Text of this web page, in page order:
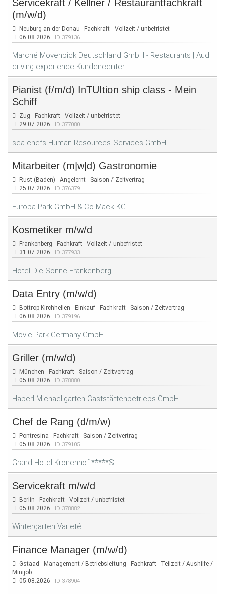
Servicekraft / Kellner / Restaurantfachkraft
(m/w/d)
Neuburg an der Donau - Fachkraft - Vollzeit / unbefristet
06.08.2026
ID 379136
Marché Mövenpick Deutschland GmbH - Restaurants | Audi
driving experience Kundencenter
Pianist (f/m/d) InTUItion ship class - Mein
Schiff
Zug - Fachkraft - Vollzeit / unbefristet
29.07.2026
ID 377080
sea chefs Human Resources Services GmbH
Mitarbeiter (m|w|d) Gastronomie
Rust (Baden) - Angelernt - Saison / Zeitvertrag
25.07.2026
ID 376379
Europa-Park GmbH & Co Mack KG
Kosmetiker m/w/d
Frankenberg - Fachkraft - Vollzeit / unbefristet
31.07.2026
ID 377933
Hotel Die Sonne Frankenberg
Data Entry (m/w/d)
Bottrop-Kirchhellen - Einkauf - Fachkraft - Saison / Zeitvertrag
06.08.2026
ID 379196
Movie Park Germany GmbH
Griller (m/w/d)
München - Fachkraft - Saison / Zeitvertrag
05.08.2026
ID 378880
Haberl Michaeligarten Gaststättenbetriebs GmbH
Chef de Rang (d/m/w)
Pontresina - Fachkraft - Saison / Zeitvertrag
05.08.2026
ID 379105
Grand Hotel Kronenhof *****S
Servicekraft m/w/d
Berlin - Fachkraft - Vollzeit / unbefristet
05.08.2026
ID 378882
Wintergarten Varieté
Finance Manager (m/w/d)
Gstaad - Management / Betriebsleitung - Fachkraft - Teilzeit / Aushilfe /
Minijob
05.08.2026
ID 378904